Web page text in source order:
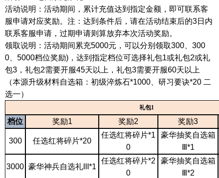
活动说明：活动期间，累计充值达到指定金额，即可联系客
服申请对应奖励。注：达到条件后，请在活动结束后的3日内
联系客服申请，过期申请则算放弃本次活动奖励。
领取说明：活动期间累充5000元，可以分别领取300、300
0、5000档位奖励)，达到指定档位可选择礼包1或礼包2或礼
包3，礼包2需要开服45天以上，礼包3需要开服60天以上
（本源升级材料自选箱：初级淬炼石*1000、研习要诀*20 二
选一）
礼包1
档位 奖励1 奖励2 奖励3
300 任选红将碎片*20
任选红将碎片*1
0
豪华抽奖自选箱
Ⅲ*1
3000 豪华神兵自选礼III*1
任选红将碎片*2
0
豪华抽奖自选箱
Ⅲ*2